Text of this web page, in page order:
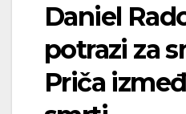
Daniel
potrazi za
Priča